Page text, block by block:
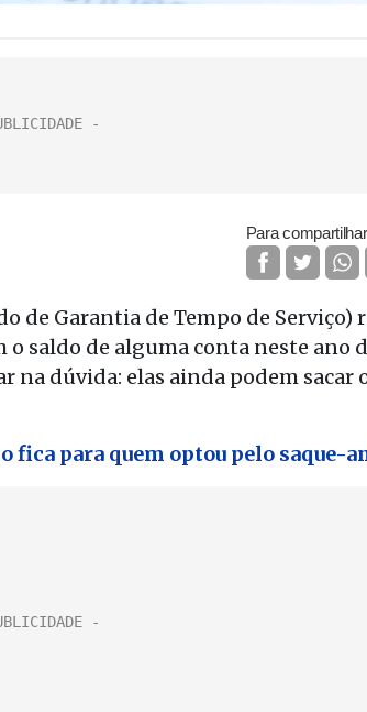
Para
de Garantia de Tempo de Serviço)
saldo de alguma conta neste ano
dúvida: elas ainda podem sacar
fica para quem optou pelo saque-